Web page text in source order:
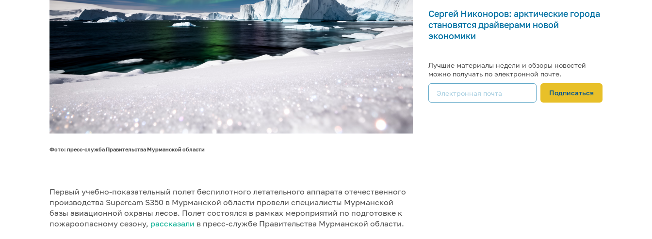
Фото: пресс-служба Правительства Мурманской области
Первый учебно-показательный полет беспилотного летательного аппарата отечественного
производства Supercam S350 в Мурманской области провели специалисты Мурманской
базы авиационной охраны лесов. Полет состоялся в рамках мероприятий по подготовке к
пожароопасному сезону, рассказали в пресс-службе Правительства Мурманской области.
Сергей Никоноров: арктические города
становятся драйверами новой
экономики
Лучшие материалы недели и обзоры новостей
можно получать по электронной почте.
Подписаться